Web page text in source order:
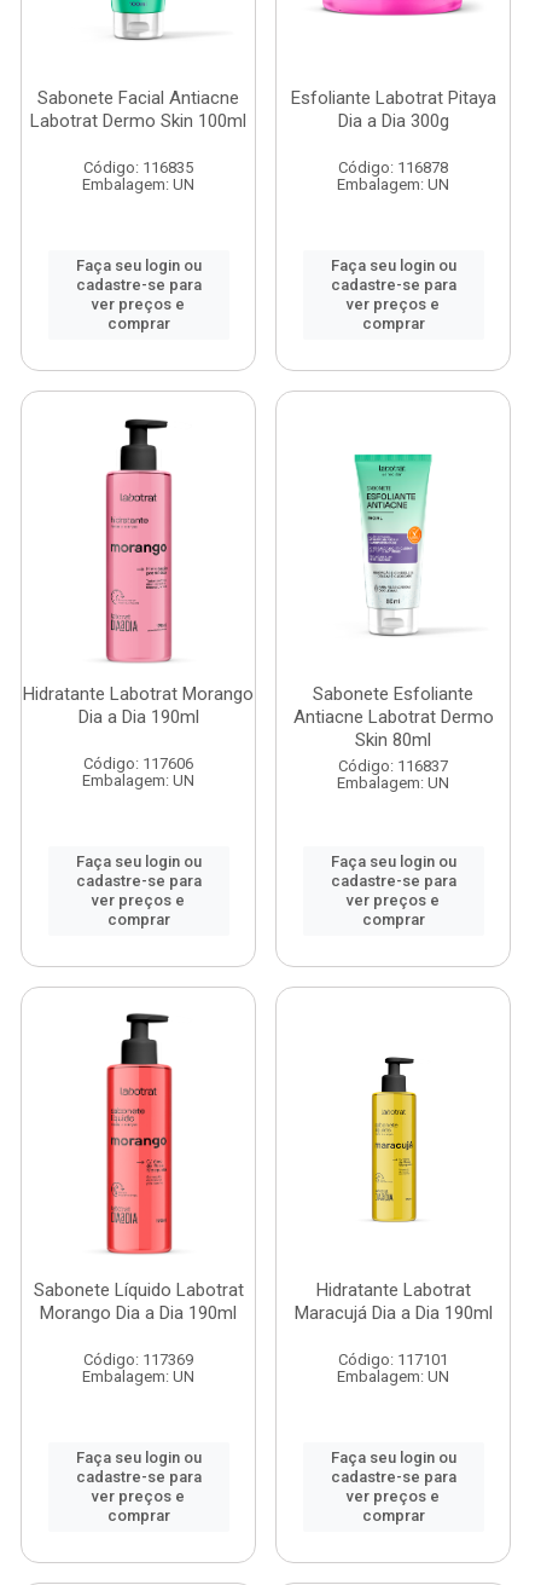
Sabonete Facial Antiacne
Labotrat Dermo Skin 100ml
Código: 116835
Embalagem: UN
Faça seu login ou
cadastre-se para
ver preços e
comprar
Esfoliante Labotrat Pitaya
Dia a Dia 300g
Código: 116878
Embalagem: UN
Faça seu login ou
cadastre-se para
ver preços e
comprar
Hidratante Labotrat Morango
Dia a Dia 190ml
Código: 117606
Embalagem: UN
Faça seu login ou
cadastre-se para
ver preços e
comprar
Sabonete Esfoliante
Antiacne Labotrat Dermo
Skin 80ml
Código: 116837
Embalagem: UN
Faça seu login ou
cadastre-se para
ver preços e
comprar
Sabonete Líquido Labotrat
Morango Dia a Dia 190ml
Código: 117369
Embalagem: UN
Faça seu login ou
cadastre-se para
ver preços e
comprar
Hidratante Labotrat
Maracujá Dia a Dia 190ml
Código: 117101
Embalagem: UN
Faça seu login ou
cadastre-se para
ver preços e
comprar